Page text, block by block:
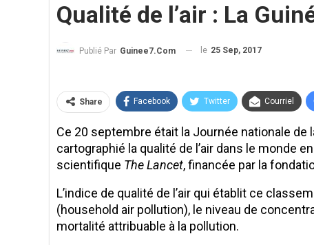
Qualité de l’air : La
Publié Par Guinee7.com le 25 Sep, 2017
Share Facebook Twitter Courriel
Ce 20 septembre était la Journée nationale de
cartographié la qualité de l’air dans le monde
scientifique The Lancet, financée par la
L’indice de qualité de l’air qui établit ce
(household air pollution), le niveau de
mortalité attribuable à la pollution.